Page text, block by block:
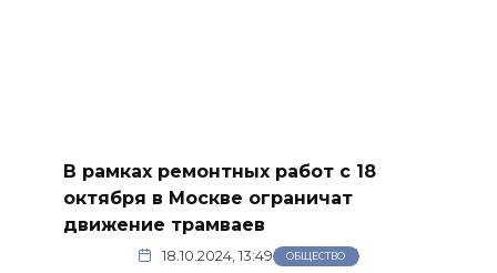
В рамках ремонтных работ с 18
октября в Москве ограничат
движение трамваев
18.10.2024, 13:49 ОБЩЕСТВО